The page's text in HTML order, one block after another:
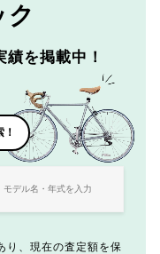
ク
を掲載中！
り、現在の査定額を保